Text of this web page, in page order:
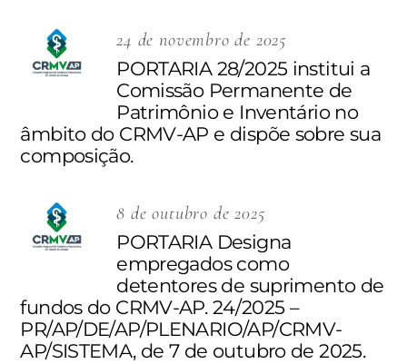
24 de novembro de 2025
PORTARIA 28/2025 institui a
Comissão Permanente de
Patrimônio e Inventário no
âmbito do CRMV-AP e dispõe sobre sua
composição.
8 de outubro de 2025
PORTARIA Designa
empregados como
detentores de suprimento de
fundos do CRMV-AP. 24/2025 –
PR/AP/DE/AP/PLENARIO/AP/CRMV-
AP/SISTEMA, de 7 de outubro de 2025.